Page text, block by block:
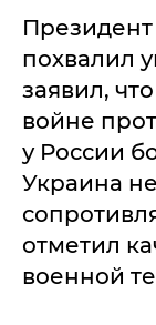
похвалил
заявил,
войне
у России
Украина
отметил
военной